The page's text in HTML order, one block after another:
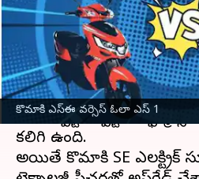
కొమాకి ఎస్ఈ వర్సెస్ ఓలా ఎస్ 1
వ్రాసిన వారు Jayachandra Akuri Jun 26, 2023
ఈ వార్తాకథనం ఏంటి
ప్రముఖఎలక్ట్రిక్ వెహికల్
ఎకో, స్పోర్ట్, స్పోర్ట్
కలిగి ఉంది.
అయితే కొమాకి SE ఎలక్ట్రిక్